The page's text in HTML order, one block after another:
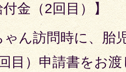
金（2回目）】
ん訪問時に、胎
目）申請書をお